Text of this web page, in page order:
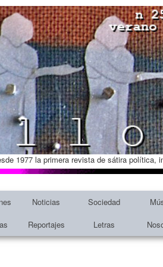
1977 la primera revista de sátira
Noticias Sociedad
Reportajes Letras